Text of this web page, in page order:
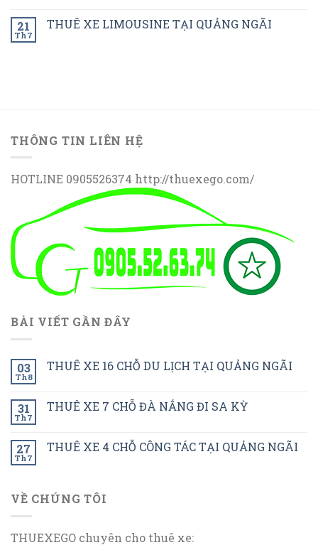
21
Th7
THUÊ XE LIMOUSINE TẠI QUẢNG NGÃI
THÔNG TIN LIÊN HỆ
HOTLINE 0905526374 http://thuexego.com/
BÀI VIẾT GẦN ĐÂY
03
Th8
THUÊ XE 16 CHỖ DU LỊCH TẠI QUẢNG NGÃI
31
Th7
THUÊ XE 7 CHỖ ĐÀ NẮNG ĐI SA KỲ
27
Th7
THUÊ XE 4 CHỖ CÔNG TÁC TẠI QUẢNG NGÃI
VỀ CHÚNG TÔI
THUEXEGO chuyên cho thuê xe: